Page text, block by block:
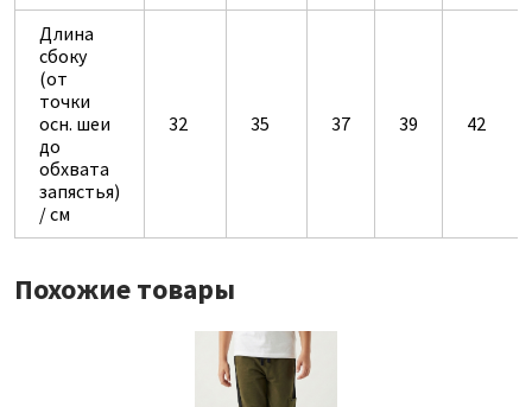
Длина
сбоку
(от
точки
осн. шеи
до
обхвата
запястья)
/ см
32 35 37 39 42
Похожие товары